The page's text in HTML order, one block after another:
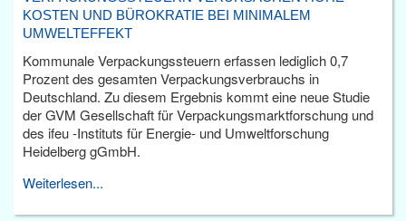
KOSTEN UND BÜROKRATIE BEI MINIMALEM
UMWELTEFFEKT
Kommunale Verpackungssteuern erfassen lediglich 0,7
Prozent des gesamten Verpackungsverbrauchs in
Deutschland. Zu diesem Ergebnis kommt eine neue Studie
der GVM Gesellschaft für Verpackungsmarktforschung und
des ifeu -Instituts für Energie- und Umweltforschung
Heidelberg gGmbH.
Weiterlesen...